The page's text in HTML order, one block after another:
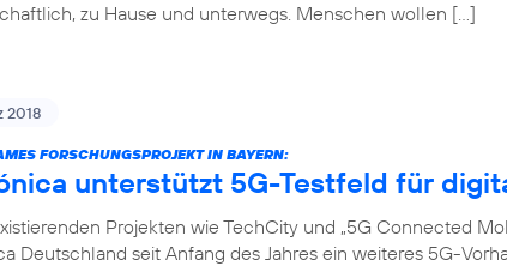
zu Hause und unterwegs. Menschen wollen […]
2018
FORSCHUNGSPROJEKT IN BAYERN:
unterstützt 5G-Testfeld für
Projekten wie TechCity und „5G Connected
Deutschland seit Anfang des Jahres ein weiteres 5G-